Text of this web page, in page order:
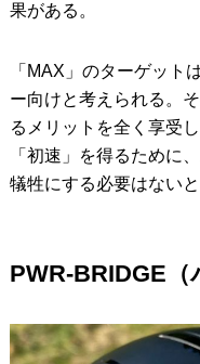
果がある。
「MAX」のターゲット
ー向けと考えられる。
るメリットを全く享受
「初速」を得るために
犠牲にする必要はない
PWR-BRIDGE（